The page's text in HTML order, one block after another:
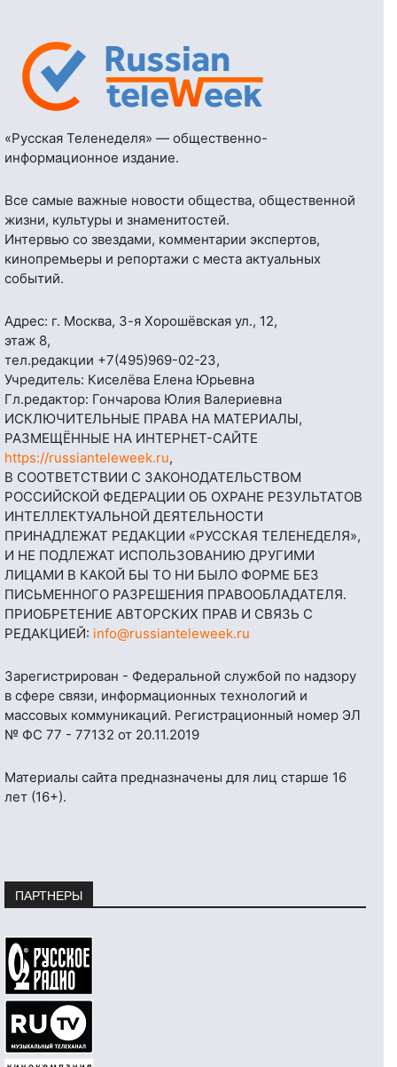
«Русская Теленеделя» — общественно-
информационное издание.
Все самые важные новости общества, общественной
жизни, культуры и знаменитостей.
Интервью со звездами, комментарии экспертов,
кинопремьеры и репортажи с места актуальных
событий.
Адрес: г. Москва, 3-я Хорошёвская ул., 12,
этаж 8,
тел.редакции +7(495)969-02-23,
Учредитель: Киселёва Елена Юрьевна
Гл.редактор: Гончарова Юлия Валериевна
ИСКЛЮЧИТЕЛЬНЫЕ ПРАВА НА МАТЕРИАЛЫ,
РАЗМЕЩЁННЫЕ НА ИНТЕРНЕТ-САЙТЕ
https://russianteleweek.ru,
В СООТВЕТСТВИИ С ЗАКОНОДАТЕЛЬСТВОМ
РОССИЙСКОЙ ФЕДЕРАЦИИ ОБ ОХРАНЕ РЕЗУЛЬТАТОВ
ИНТЕЛЛЕКТУАЛЬНОЙ ДЕЯТЕЛЬНОСТИ
ПРИНАДЛЕЖАТ РЕДАКЦИИ «РУССКАЯ ТЕЛЕНЕДЕЛЯ»,
И НЕ ПОДЛЕЖАТ ИСПОЛЬЗОВАНИЮ ДРУГИМИ
ЛИЦАМИ В КАКОЙ БЫ ТО НИ БЫЛО ФОРМЕ БЕЗ
ПИСЬМЕННОГО РАЗРЕШЕНИЯ ПРАВООБЛАДАТЕЛЯ.
ПРИОБРЕТЕНИЕ АВТОРСКИХ ПРАВ И СВЯЗЬ С
РЕДАКЦИЕЙ: info@russianteleweek.ru
Зарегистрирован - Федеральной службой по надзору
в сфере связи, информационных технологий и
массовых коммуникаций. Регистрационный номер ЭЛ
№ ФС 77 - 77132 от 20.11.2019
Материалы сайта предназначены для лиц старше 16
лет (16+).
ПАРТНЕРЫ